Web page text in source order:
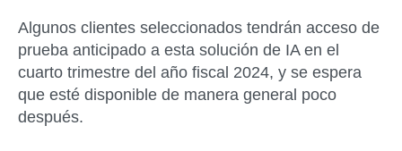
Algunos clientes seleccionados tendrán acceso de
prueba anticipado a esta solución de IA en el
cuarto trimestre del año fiscal 2024, y se espera
que esté disponible de manera general poco
después.